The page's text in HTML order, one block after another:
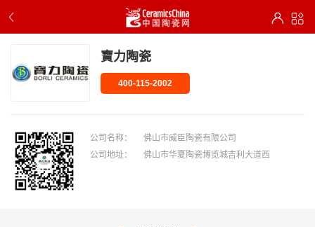
寶力陶瓷
400-115-2002
公司名称：
佛山市威臣陶瓷有限公司
公司地址：
佛山市华夏陶瓷博览城吉利大道西